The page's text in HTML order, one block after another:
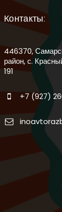
Контакты:
446370,
район, с.
191
+7 (927)